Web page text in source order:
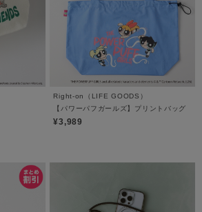
Right-on（LIFE GOODS）
【パワーパフガールズ】プリントバッグ
¥3,989